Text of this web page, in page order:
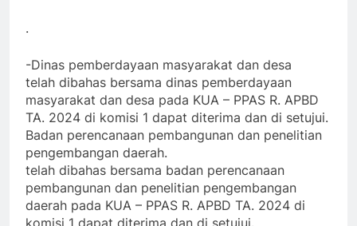
.
-Dinas pemberdayaan masyarakat dan desa
telah dibahas bersama dinas pemberdayaan
masyarakat dan desa pada KUA – PPAS R. APBD
TA. 2024 di komisi 1 dapat diterima dan di setujui.
Badan perencanaan pembangunan dan penelitian
pengembangan daerah.
telah dibahas bersama badan perencanaan
pembangunan dan penelitian pengembangan
daerah pada KUA – PPAS R. APBD TA. 2024 di
komisi 1 dapat diterima dan di setujui.